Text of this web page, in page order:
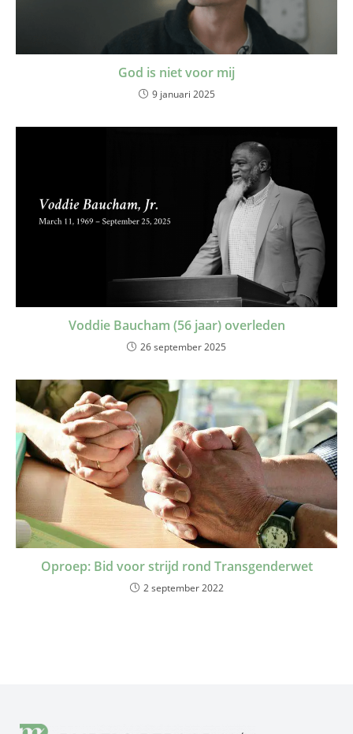
God is niet voor mij
9 januari 2025
Voddie Baucham (56 jaar) overleden
26 september 2025
Oproep: Bid voor strijd rond Transgenderwet
2 september 2022